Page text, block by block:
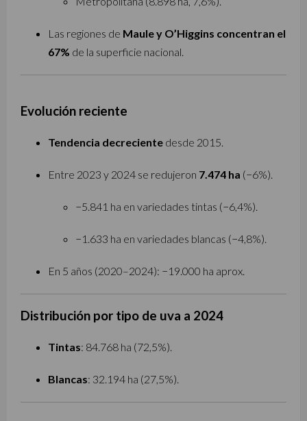
Las regiones de Maule y O’Higgins concentran el
67% de la superficie nacional.
Evolución reciente
Tendencia decreciente desde 2015.
Entre 2023 y 2024 se redujeron 7.474 ha (−6%).
−5.841 ha en variedades tintas (−6,4%).
−1.633 ha en variedades blancas (−4,8%).
En 5 años (2020–2024): −19.000 ha aprox.
Distribución por tipo de uva a 2024
Tintas: 84.768 ha (72,5%).
Blancas: 32.194 ha (27,5%).